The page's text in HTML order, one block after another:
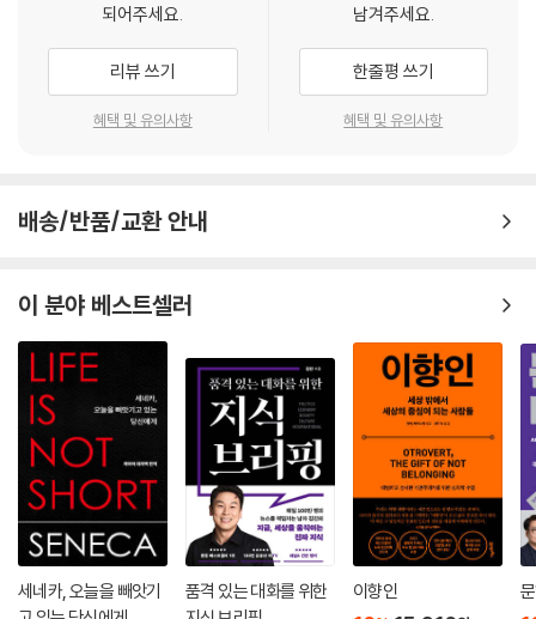
되어주세요.
리뷰 쓰기
혜택 및 유의사항
남겨주세요.
한줄평 쓰기
혜택 및 유의사항
배송/반품/교환 안내
이 분야 베스트셀러
세네카, 오늘을 빼앗기
품격 있는 대화를 위한
이향인